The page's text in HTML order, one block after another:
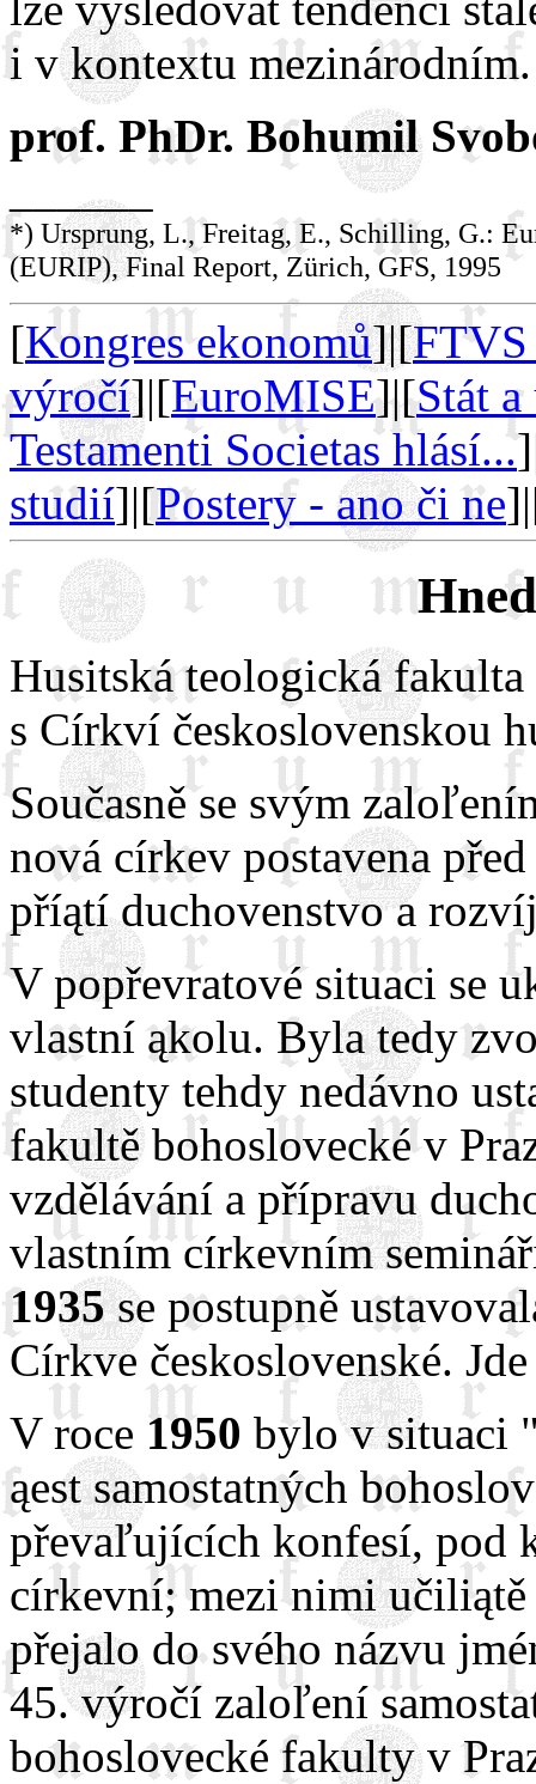
i v kontextu mezinárodním.
prof. PhDr. Bohumil
______
*) Ursprung, L., Freitag, E., Schilling, G.:
(EURIP), Final Report, Zürich, GFS, 1995
[Kongres ekonomů]|[FTVS
výročí]|[EuroMISE]|[Stát
Testamenti Societas hlásí...
studií]|[Postery - ano či ne
Husitská teologická
s Církví československou
Současně se svým
nová církev postavena
příątí duchovenstvo a
V popřevratové situaci se
vlastní ąkolu. Byla tedy
studenty tehdy nedávno
fakultě bohoslovecké v
vzdělávání a přípravu
vlastním církevním
1935se postupně
Církve československé.
V roce 1950 bylo v situaci
ąest samostatných
převaľujících konfesí, pod
církevní; mezi nimi
přejalo do svého názvu
45. výročí zaloľení
bohoslovecké fakulty v